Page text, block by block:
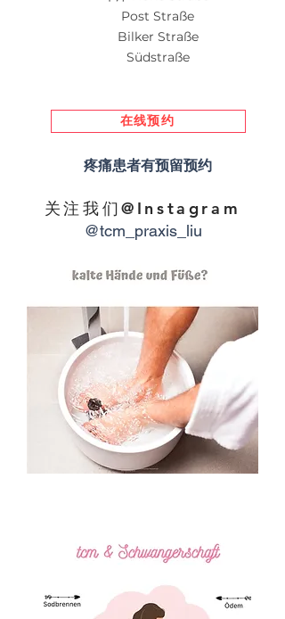
Post Straße
Bilker Straße
Südstraße
在线预约
疼痛患者有预留预约
关注我们@Instagram
@tcm_praxis_liu